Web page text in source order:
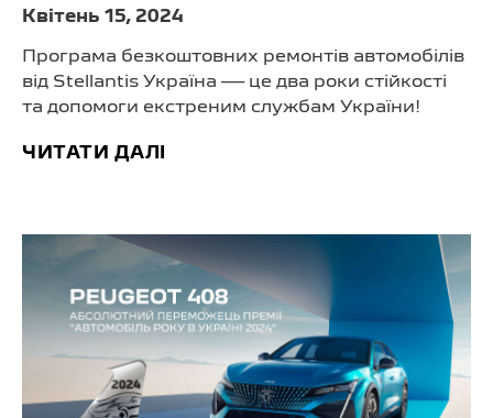
Квітень 15, 2024
Програма безкоштовних ремонтів автомобілів
від Stellantis Україна — це два роки стійкості
та допомоги екстреним службам України!
ЧИТАТИ ДАЛІ